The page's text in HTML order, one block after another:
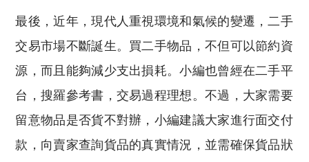
最後，近年，現代人重視環境和氣候的變遷，二手
交易市場不斷誕生。買二手物品，不但可以節約資
源，而且能夠減少支出損耗。小編也曾經在二手平
台，搜羅參考書，交易過程理想。不過，大家需要
留意物品是否貨不對辦，小編建議大家進行面交付
款，向賣家查詢貨品的真實情況，並需確保貨品狀